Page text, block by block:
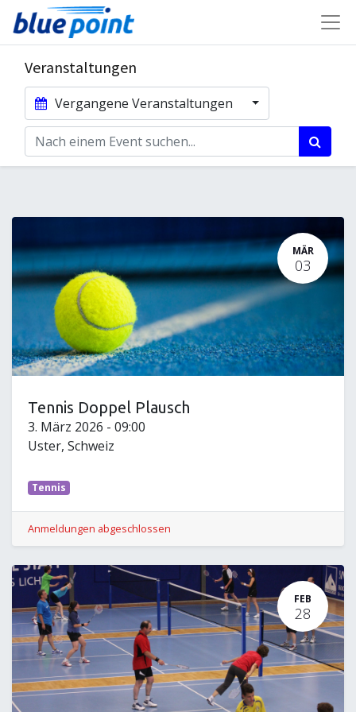
Veranstaltungen
Vergangene Veranstaltungen
MÄR
03
Tennis Doppel Plausch
3. März 2026 - 09:00
Uster, Schweiz
Tennis
Anmeldungen abgeschlossen
FEB
28